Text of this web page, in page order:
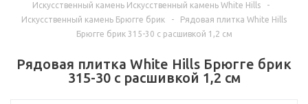
Искусственный камень Искусственный камень White Hills
-
Искусственный камень Брюгге брик
-
Рядовая плитка White Hills
Брюгге брик 315-30 с расшивкой 1,2 см
Рядовая плитка White Hills Брюгге брик
315-30 с расшивкой 1,2 см